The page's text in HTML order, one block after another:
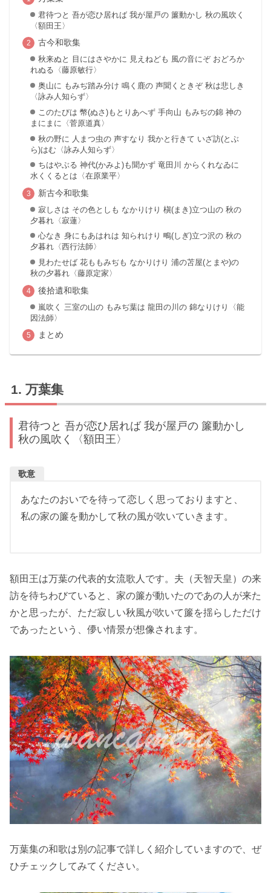
君待つと 吾が恋ひ居れば 我が屋戸の 簾動かし 秋の風吹く
〈額田王〉
古今和歌集
秋来ぬと 目にはさやかに 見えねども 風の音にぞ おどろか
れぬる〈藤原敏行〉
奥山に もみぢ踏み分け 鳴く鹿の 声聞くときぞ 秋は悲しき
〈詠み人知らず〉
このたびは 幣(ぬさ)もとりあへず 手向山 もみぢの錦 神の
まにまに〈菅原道真〉
秋の野に 人まつ虫の 声すなり 我かと行きて いざ訪(とぶ
ら)はむ〈詠み人知らず〉
ちはやぶる 神代(かみよ)も聞かず 竜田川 からくれなゐに
水くくるとは〈在原業平〉
新古今和歌集
寂しさは その色としも なかりけり 槇(まき)立つ山の 秋の
夕暮れ〈寂蓮〉
心なき 身にもあはれは 知られけり 鴫(しぎ)立つ沢の 秋の
夕暮れ〈西行法師〉
見わたせば 花ももみぢも なかりけり 浦の苫屋(とまや)の
秋の夕暮れ〈藤原定家〉
後拾遺和歌集
嵐吹く 三室の山の もみぢ葉は 龍田の川の 錦なりけり〈能
因法師〉
まとめ
万葉集
君待つと 吾が恋ひ居れば 我が屋戸の 簾動かし
秋の風吹く〈額田王〉
歌意
あなたのおいでを待って恋しく思っておりますと、
私の家の簾を動かして秋の風が吹いていきます。
額田王は万葉の代表的女流歌人です。夫（天智天皇）の来
訪を待ちわびていると、家の簾が動いたのであの人が来た
かと思ったが、ただ寂しい秋風が吹いて簾を揺らしただけ
であったという、儚い情景が想像されます。
万葉集の和歌は別の記事で詳しく紹介していますので、ぜ
ひチェックしてみてください。